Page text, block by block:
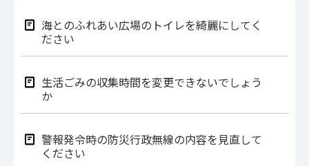
海とのふれあい広場のトイレを綺麗にしてく
ださい
生活ごみの収集時間を変更できないでしょう
か
警報発令時の防災行政無線の内容を見直して
ください